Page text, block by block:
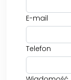
E-mail
Telefon